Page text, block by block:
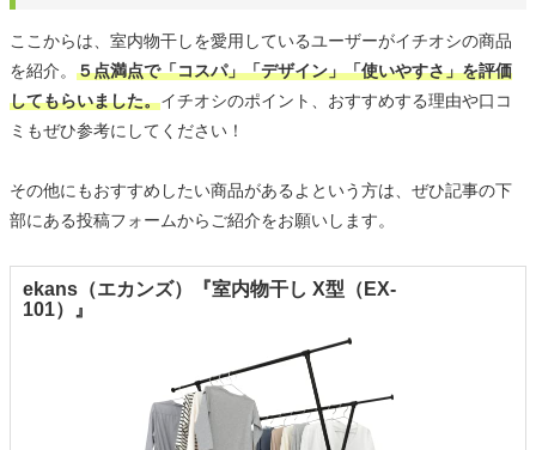
ここからは、室内物干しを愛用しているユーザーがイチオシの商品
を紹介。 ５点満点で「コスパ」「デザイン」「使いやすさ」を評価
してもらいました。イチオシのポイント、おすすめする理由や口コ
ミもぜひ参考にしてください！
その他にもおすすめしたい商品があるよという方は、ぜひ記事の下
部にある投稿フォームからご紹介をお願いします。
ekans（エカンズ）『室内物干し X型（EX-
101）』